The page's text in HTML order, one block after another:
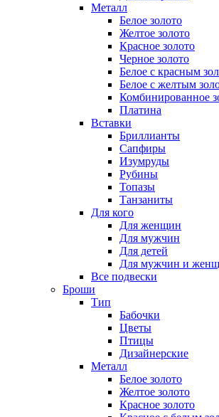
Металл
Белое золото
Желтое золото
Красное золото
Черное золото
Белое с красным
Белое с желтым
Комбинированное
Платина
Вставки
Бриллианты
Сапфиры
Изумруды
Рубины
Топазы
Танзаниты
Для кого
Для женщин
Для мужчин
Для детей
Для мужчин и
Все подвески
Броши
Тип
Бабочки
Цветы
Птицы
Дизайнерские
Металл
Белое золото
Желтое золото
Красное золото